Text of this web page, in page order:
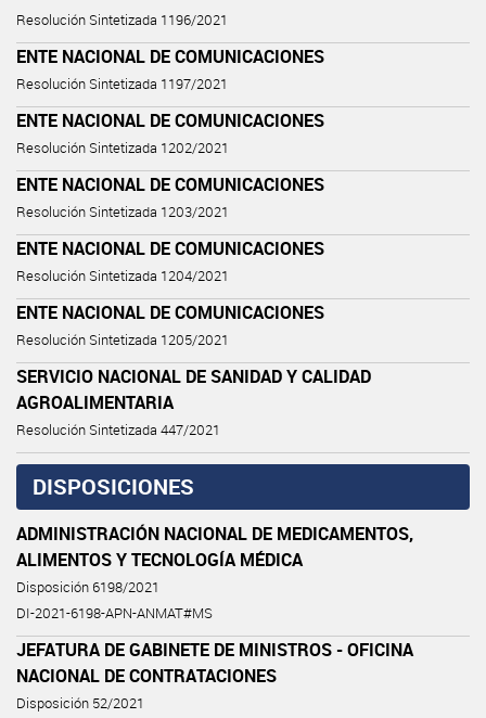
Resolución Sintetizada 1196/2021
ENTE NACIONAL DE COMUNICACIONES
Resolución Sintetizada 1197/2021
ENTE NACIONAL DE COMUNICACIONES
Resolución Sintetizada 1202/2021
ENTE NACIONAL DE COMUNICACIONES
Resolución Sintetizada 1203/2021
ENTE NACIONAL DE COMUNICACIONES
Resolución Sintetizada 1204/2021
ENTE NACIONAL DE COMUNICACIONES
Resolución Sintetizada 1205/2021
SERVICIO NACIONAL DE SANIDAD Y CALIDAD
AGROALIMENTARIA
Resolución Sintetizada 447/2021
DISPOSICIONES
ADMINISTRACIÓN NACIONAL DE MEDICAMENTOS,
ALIMENTOS Y TECNOLOGÍA MÉDICA
Disposición 6198/2021
DI-2021-6198-APN-ANMAT#MS
JEFATURA DE GABINETE DE MINISTROS - OFICINA
NACIONAL DE CONTRATACIONES
Disposición 52/2021